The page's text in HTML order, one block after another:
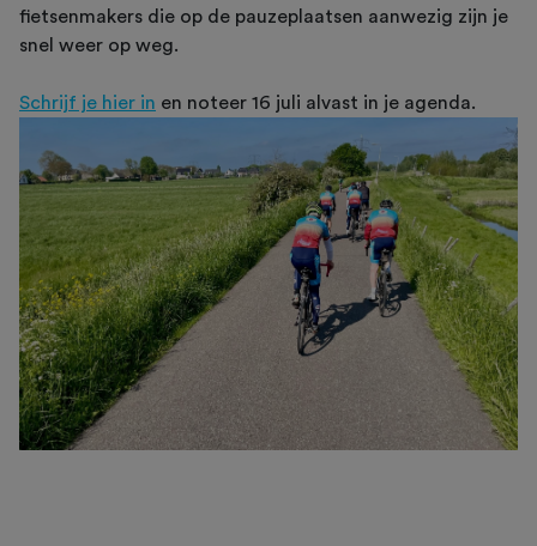
fietsenmakers die op de pauzeplaatsen aanwezig zijn je
snel weer op weg.
Schrijf je hier in en noteer 16 juli alvast in je agenda.